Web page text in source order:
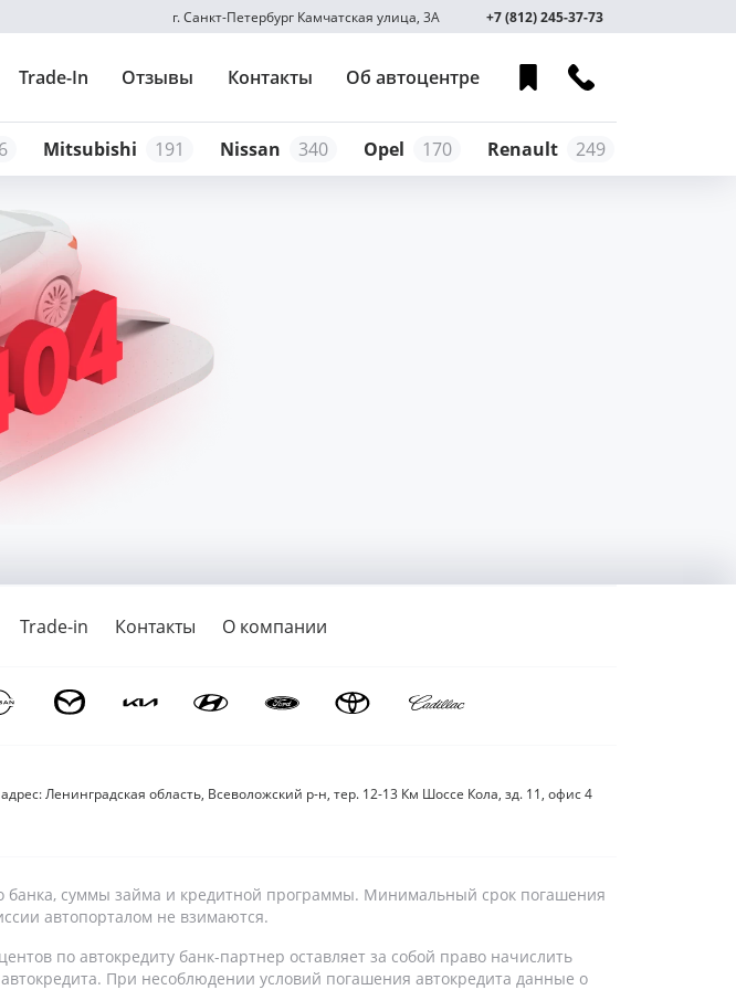
г. Санкт-Петербург Камчатская улица, 3А +7 (812) 245-37-73
Trade-In Отзывы Контакты Об автоцентре
Mitsubishi 191 Nissan 340 Opel 170 Renault 249
Trade-in Контакты О компании
Ленинградская область, Всеволожский р-н, тер. 12-13 Км Шоссе Кола, зд. 11, офис 4
банка, суммы займа и кредитной программы. Минимальный срок погашения
автопорталом не взимаются.
по автокредиту банк-партнер оставляет за собой право начислить
При несоблюдении условий погашения автокредита данные о